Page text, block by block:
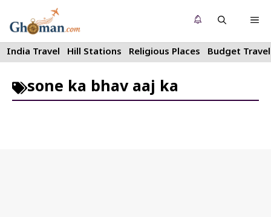
to
content
India Travel Hill Stations Religious Places Budget Travel
sone ka bhav aaj ka